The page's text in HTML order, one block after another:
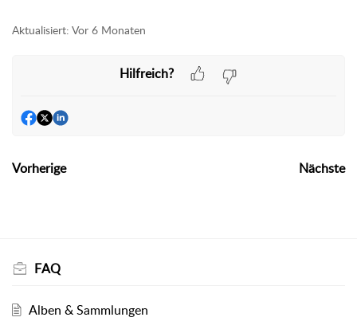
Aktualisiert: Vor 6 Monaten
Hilfreich?
Vorherige Nächste
FAQ
Alben & Sammlungen